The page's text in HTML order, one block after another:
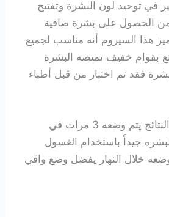
في توحيد لون البشرة وتفتيح
من الحصول على بشرة صافية
هذا السيروم أنه مناسب لجميع
بقوام خفيف تمتصه البشرة
فقد تم اختبار من قبل أطباء
للحصول على أفضل النتائج يتم وضعه 3 مرات في
جيداً باستخدام الغسول
وضعه خلال النهار يفضل وضع واقي